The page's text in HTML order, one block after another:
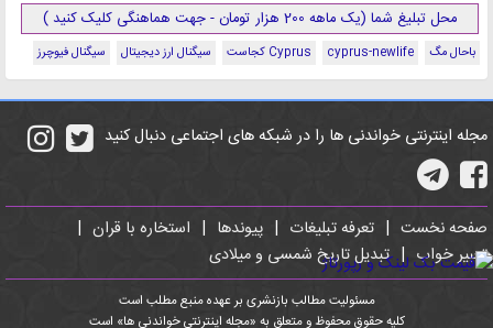
محل تبلیغ شما (یک ماهه 200 هزار تومان - جهت هماهنگی کلیک کنید )
باحال مگ cyprus-newlife Cyprus کجاست سیگنال ارز دیجیتال سیگنال فیوچرز
مجله اینترنتی خواندنی ها را در شبکه های اجتماعی دنبال کنید
صفحه نخست | تعرفه تبلیغات | پیوندها | استخاره با قران |
تعبیر خواب | تبدیل تاریخ شمسی و میلادی
مسئولیت مطالب بازنشری بر عهده منبع مطلب است
کلیه حقوق محفوظ و متعلق به «مجله اینترنتی خواندنی ها» است